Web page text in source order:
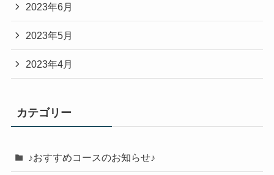
2023年6月
2023年5月
2023年4月
カテゴリー
♪おすすめコースのお知らせ♪